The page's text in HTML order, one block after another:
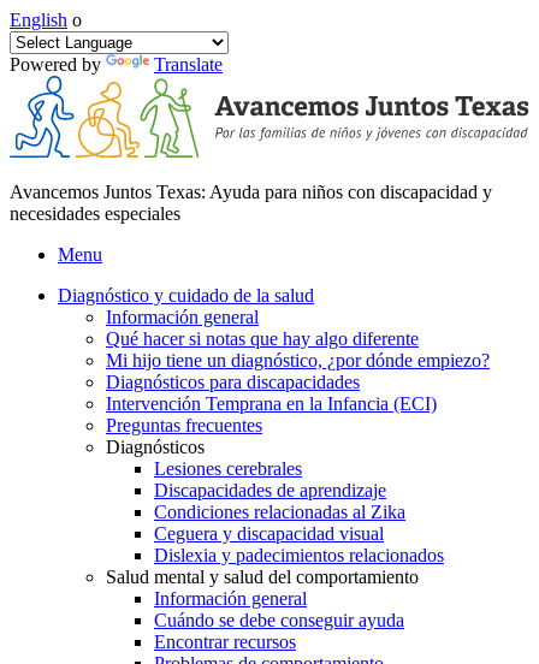
English o
Powered by Translate
Avancemos Juntos Texas: Ayuda para niños con discapacidad y
necesidades especiales
Menu
Diagnóstico y cuidado de la salud
Información general
Qué hacer si notas que hay algo diferente
Mi hijo tiene un diagnóstico, ¿por dónde empiezo?
Diagnósticos para discapacidades
Intervención Temprana en la Infancia (ECI)
Preguntas frecuentes
Diagnósticos
Lesiones cerebrales
Discapacidades de aprendizaje
Condiciones relacionadas al Zika
Ceguera y discapacidad visual
Dislexia y padecimientos relacionados
Salud mental y salud del comportamiento
Información general
Cuándo se debe conseguir ayuda
Encontrar recursos